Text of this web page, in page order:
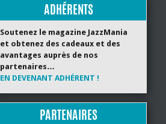
ADHÉRENTS
Soutenez le magazine JazzMania
et obtenez des cadeaux et des
avantages auprès de nos
partenaires…
EN DEVENANT ADHÉRENT !
PARTENAIRES